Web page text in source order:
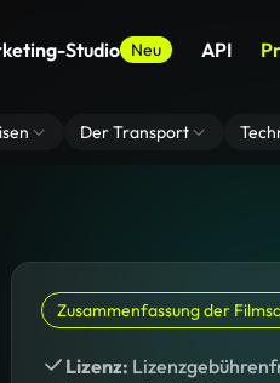
Studio Neu API
Der Transport
Zusammenfassung der
Lizenz: